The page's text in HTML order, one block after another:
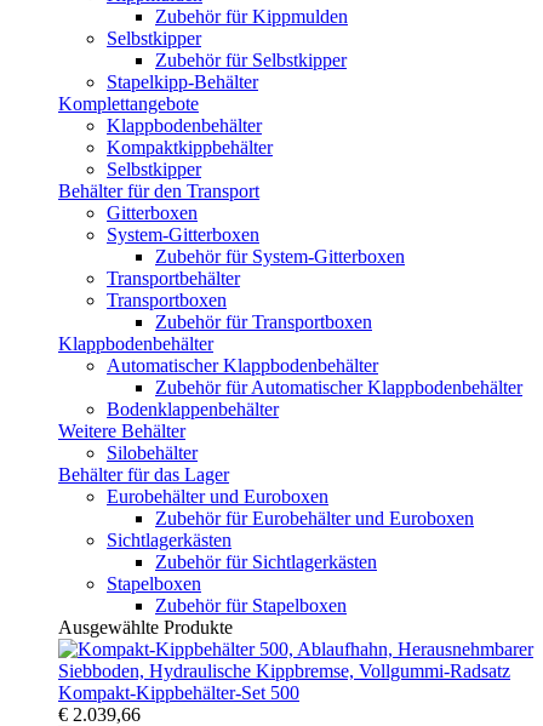
Zubehör für Kippmulden
Selbstkipper
Zubehör für Selbstkipper
Stapelkipp-Behälter
Komplettangebote
Klappbodenbehälter
Kompaktkippbehälter
Selbstkipper
Behälter für den Transport
Gitterboxen
System-Gitterboxen
Zubehör für System-Gitterboxen
Transportbehälter
Transportboxen
Zubehör für Transportboxen
Klappbodenbehälter
Automatischer Klappbodenbehälter
Zubehör für Automatischer Klappbodenbehälter
Bodenklappenbehälter
Weitere Behälter
Silobehälter
Behälter für das Lager
Eurobehälter und Euroboxen
Zubehör für Eurobehälter und Euroboxen
Sichtlagerkästen
Zubehör für Sichtlagerkästen
Stapelboxen
Zubehör für Stapelboxen
Ausgewählte Produkte
Kompakt-Kippbehälter-Set 500
€ 2.039,66